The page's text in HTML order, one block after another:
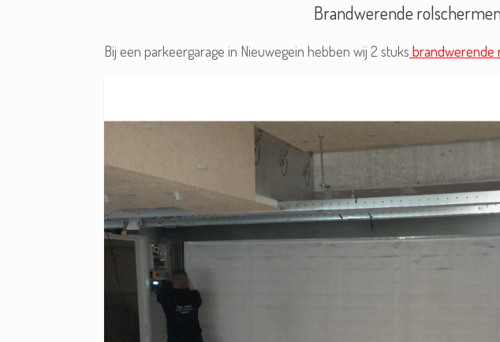
Brandwerende
Bij een parkeergarage in Nieuwegein hebben wij 2 stuks brandwerende